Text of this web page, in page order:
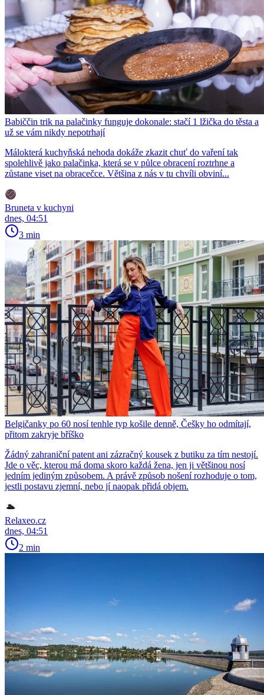
Babiččin trik na palačinky funguje dokonale: stačí 1 lžička do těsta a
už se vám nikdy nepotrhají
Málokterá kuchyňská nehoda dokáže zkazit chuť do vaření tak
spolehlivě jako palačinka, která se v půlce obracení roztrhne a
zůstane viset na obracečce. Většina z nás v tu chvíli obviní...
Bruneta v kuchyni
dnes, 04:51
3 min
Belgičanky po 60 nosí tenhle typ košile denně, Češky ho odmítají,
přitom zakryje bříško
Žádný zahraniční patent ani zázračný kousek z butiku za tím nestojí.
Jde o věc, kterou má doma skoro každá žena, jen ji většinou nosí
jedním jediným způsobem. A právě způsob nošení rozhoduje o tom,
jestli postavu zjemní, nebo jí naopak přidá objem.
Relaxeo.cz
dnes, 04:51
2 min